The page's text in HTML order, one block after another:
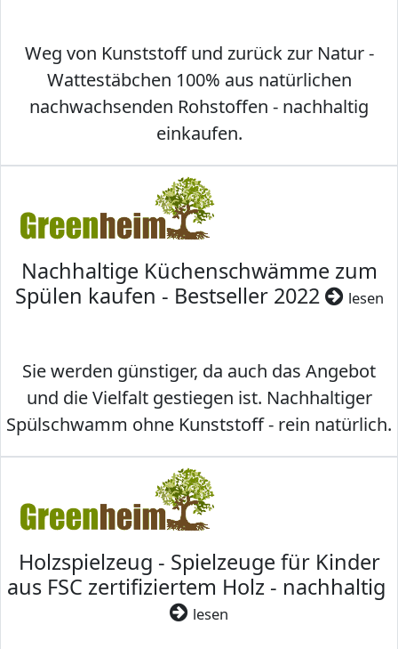
Weg von Kunststoff und zurück zur Natur -
Wattestäbchen 100% aus natürlichen
nachwachsenden Rohstoffen - nachhaltig
einkaufen.
Nachhaltige Küchenschwämme zum
Spülen kaufen - Bestseller 2022
lesen
Sie werden günstiger, da auch das Angebot
und die Vielfalt gestiegen ist. Nachhaltiger
Spülschwamm ohne Kunststoff - rein natürlich.
Holzspielzeug - Spielzeuge für Kinder
aus FSC zertifiziertem Holz - nachhaltig
lesen